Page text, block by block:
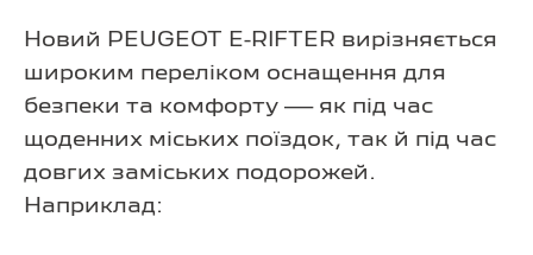
Новий PEUGEOT E-RIFTER вирізняється
широким переліком оснащення для
безпеки та комфорту — як під час
щоденних міських поїздок, так й під час
довгих заміських подорожей.
Наприклад: